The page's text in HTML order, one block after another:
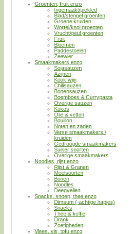
Groenten, fruit enzo
Ingemaakt/pickled
Blad/stengel groenten
Groene kruiden
Wortel/knol groenten
Vrucht/peul groenten
Fruit
Bloemen
Paddestoelen
Zeewier
Smaakmakers enzo
Sojasauzen
Azijnen
Kook wijn
Chilisauzen
Bonensauzen
Boemboes & Currypasta
Overige sauzen
Kokos
Olie & vetten
Bouillon
Noten en zaden
Verse smaakmakers /
kruiden
Gedroogde smaakmakers
Suiker soorten
Overige smaakmakers
Noodles, rijst enzo
Rijst & Granen
Meelsoorten
Bonen
Noodles
Deegvellen
Snacks, snoep, thee enzo
Dimsum (-achtige hapjes)
Snacks
Thee & koffie
Drank
Zoetigheden
Vlees, vis, tofu enzo